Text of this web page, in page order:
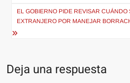
EL GOBIERNO PIDE REVISAR CUÁNDO
EXTRANJERO POR MANEJAR
Deja una respuesta